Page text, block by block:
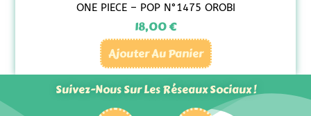
ONE PIECE – POP N°1475 OROBI
18,00€
Ajouter Au Panier
Suivez-Nous Sur Les Réseaux Sociaux !